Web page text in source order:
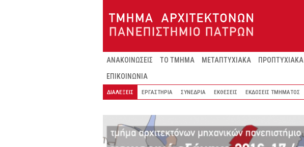
ΑΝΑΚΟΙΝΩΣΕΙΣ ΤΟ ΤΜΗΜΑ ΜΕΤΑΠΤΥΧΙΑΚΑ ΠΡΟΠΤΥΧΙΑΚΑ
ΕΠΙΚΟΙΝΩΝΙΑ
ΔΙΑΛΕΞΕΙΣ ΕΡΓΑΣΤΗΡΙΑ ΣΥΝΕΔΡΙΑ ΕΚΘΕΣΕΙΣ ΕΚΔΟΣΕΙΣ ΤΜΗΜΑΤΟΣ